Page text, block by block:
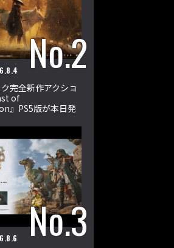
完全新作アクショ
of
』PS5版が本日発